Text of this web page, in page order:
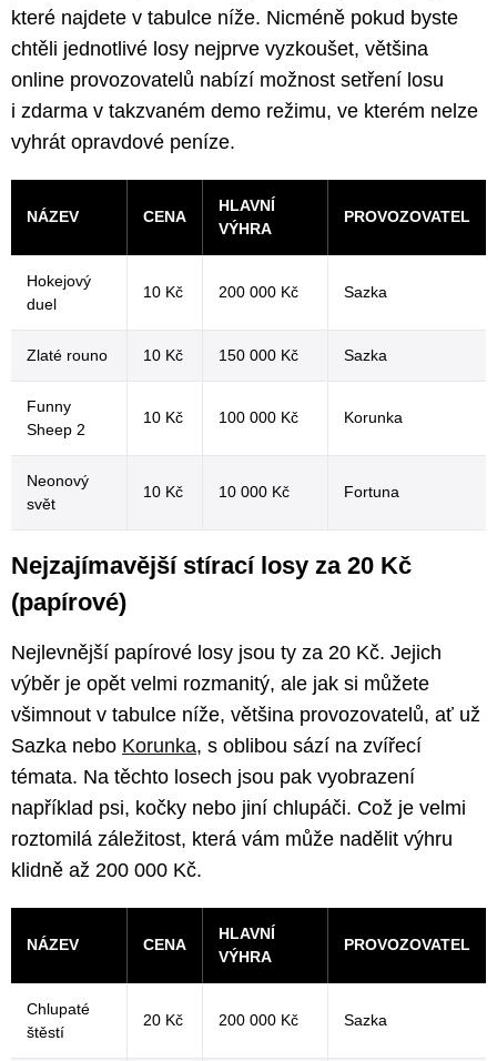
které najdete v tabulce níže. Nicméně pokud byste
chtěli jednotlivé losy nejprve vyzkoušet, většina
online provozovatelů nabízí možnost setření losu
i zdarma v takzvaném demo režimu, ve kterém nelze
vyhrát opravdové peníze.
NÁZEV CENA
HLAVNÍ
VÝHRA
PROVOZOVATEL
Hokejový
duel
10 Kč 200 000 Kč Sazka
Zlaté rouno 10 Kč 150 000 Kč Sazka
Funny
Sheep 2
10 Kč 100 000 Kč Korunka
Neonový
svět
10 Kč 10 000 Kč Fortuna
Nejzajímavější stírací losy za 20 Kč
(papírové)
Nejlevnější papírové losy jsou ty za 20 Kč. Jejich
výběr je opět velmi rozmanitý, ale jak si můžete
všimnout v tabulce níže, většina provozovatelů, ať už
Sazka nebo Korunka, s oblibou sází na zvířecí
témata. Na těchto losech jsou pak vyobrazení
například psi, kočky nebo jiní chlupáči. Což je velmi
roztomilá záležitost, která vám může nadělit výhru
klidně až 200 000 Kč.
NÁZEV CENA
HLAVNÍ
VÝHRA
PROVOZOVATEL
Chlupaté
štěstí
20 Kč 200 000 Kč Sazka